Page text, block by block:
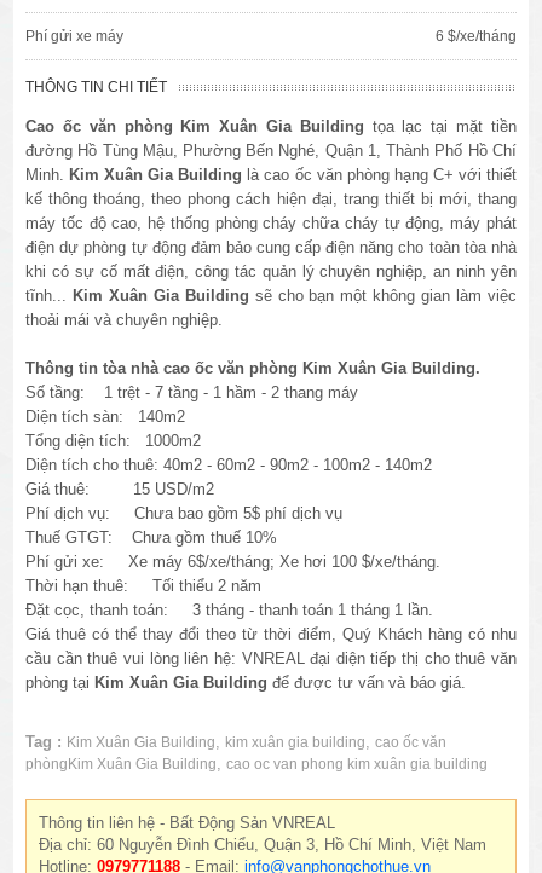
Phí gửi xe máy 6 $/xe/tháng
THÔNG TIN CHI TIẾT
Cao ốc văn phòng Kim Xuân GiaBuilding tọa lạc tại mặt tiền
đường Hồ Tùng Mậu, Phường Bến Nghé, Quận 1, Thành Phố Hồ Chí
Minh. Kim Xuân Gia Building là cao ốc văn phòng hạng C+ với thiết
kế thông thoáng, theo phong cách hiện đại, trang thiết bị mới, thang
máy tốc độ cao, hệ thống phòng cháy chữa cháy tự động, máy phát
điện dự phòng tự động đảm bảo cung cấp điện năng cho toàn tòa nhà
khi có sự cố mất điện, công tác quản lý chuyên nghiệp, an ninh yên
tĩnh... Kim Xuân GiaBuilding sẽ cho bạn một không gian làm việc
thoải mái và chuyên nghiệp.
Thông tin tòa nhà cao ốc văn phòng Kim Xuân GiaBuilding.
Số tầng: 1 trệt - 7 tầng - 1 hầm - 2 thang máy
Diện tích sàn: 140m2
Tổng diện tích: 1000m2
Diện tích cho thuê: 40m2 - 60m2 - 90m2 - 100m2 - 140m2
Giá thuê: 15 USD/m2
Phí dịch vụ: Chưa bao gồm 5$ phí dịch vụ
Thuế GTGT: Chưa gồm thuế 10%
Phí gửi xe: Xe máy 6$/xe/tháng; Xe hơi 100 $/xe/tháng.
Thời hạn thuê: Tối thiểu 2 năm
Đặt cọc, thanh toán: 3 tháng - thanh toán 1 tháng 1 lần.
Giá thuê có thể thay đổi theo từ thời điểm, Quý Khách hàng có nhu
cầu cần thuê vui lòng liên hệ: VNREAL đại diện tiếp thị cho thuê văn
phòng tại Kim Xuân GiaBuilding để được tư vấn và báo giá.
Tag : Kim Xuân Gia Building, kim xuân gia building,cao ốc văn
phòngKim Xuân Gia Building,cao oc van phong kim xuân gia building
Thông tin liên hệ - Bất Động Sản VNREAL
Địa chỉ: 60 Nguyễn Đình Chiểu, Quận 3, Hồ Chí Minh, Việt Nam
Hotline:0979771188 - Email:info@vanphongchothue.vn